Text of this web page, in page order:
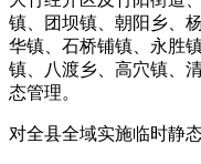
镇、团坝镇、朝阳乡、
华镇、石桥铺镇、永胜
镇、八渡乡、高穴镇、
态管理。
对全县全域实施临时静